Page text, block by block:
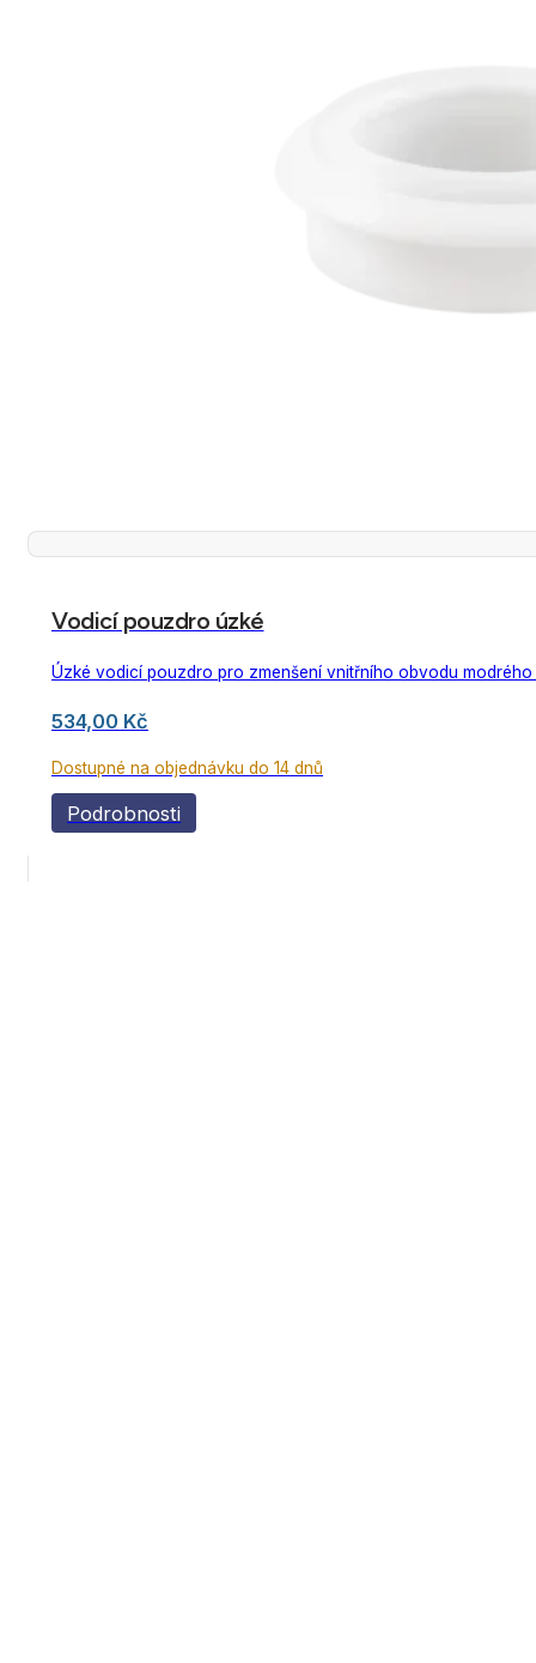
Vodicí pouzdro úzké
Úzké vodicí pouzdro pro zmenšení vnitřního obvodu
534,00 Kč
Dostupné na objednávku do 14 dnů
Podrobnosti